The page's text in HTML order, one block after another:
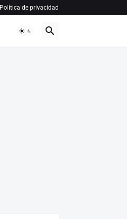
Política de privacidad